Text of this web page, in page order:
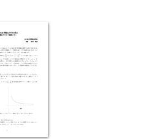
」で作成されていま
を正しく表示するため
ディタ」が導入されて
無償ダウンロードはこ
のご案内